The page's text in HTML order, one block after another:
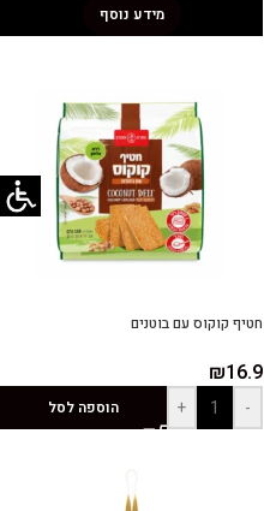
מידע נוסף
חטיף קוקוס עם בוטנים
₪16.9
-
+ הוספה לסל